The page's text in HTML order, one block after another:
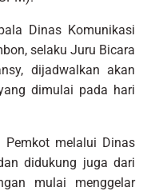
Dinas Komunikasi
selaku Juru Bicara
dijadwalkan akan
dimulai pada hari
melalui Dinas
didukung juga dari
mulai menggelar